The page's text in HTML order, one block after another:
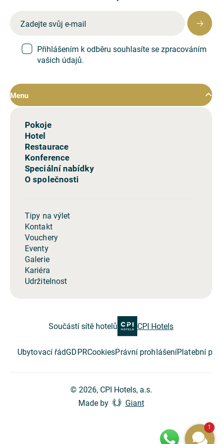
Menu
Pokoje
Hotel
Restaurace
Konference
Speciální nabídky
O společnosti
Tipy na výlet
Kontakt
Vouchery
Eventy
Galerie
Kariéra
Udržitelnost
Přihlášením k odběru souhlasíte se zpracováním
vašich údajů.
Ubytovací řádGDPRCookiesPrávní prohlášeníPlatební
© 2026, CPI Hotels, a.s.
Součástí sítě hotelů CPI Hotels
Made by Giant
1